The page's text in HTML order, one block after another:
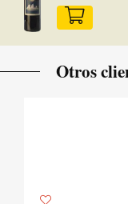
Otros